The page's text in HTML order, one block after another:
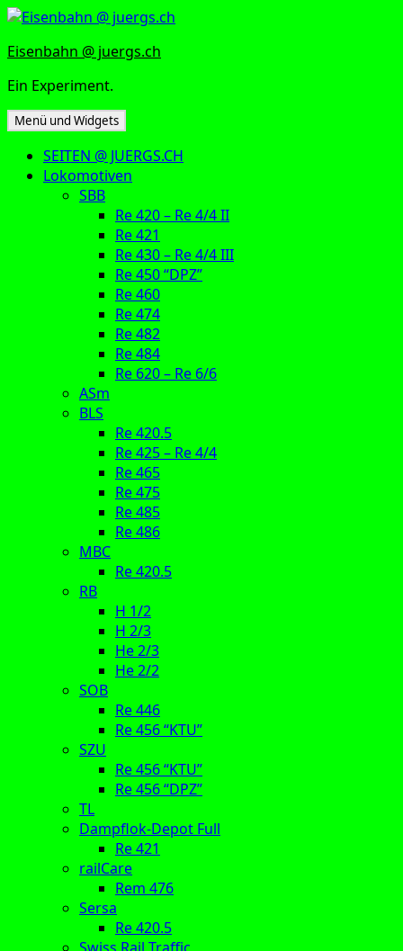
Zum
springen
Eisenbahn @ juergs.ch
Ein Experiment.
Menü und Widgets
SEITEN @ JUERGS.CH
Lokomotiven
SBB
Re 420 – Re 4/4 II
Re 421
Re 430 – Re 4/4 III
Re 450 “DPZ”
Re 460
Re 474
Re 482
Re 484
Re 620 – Re 6/6
ASm
BLS
Re 420.5
Re 425 – Re 4/4
Re 465
Re 475
Re 485
Re 486
MBC
Re 420.5
RB
H 1/2
H 2/3
He 2/3
He 2/2
SOB
Re 446
Re 456 “KTU”
SZU
Re 456 “KTU”
Re 456 “DPZ”
TL
Dampflok-Depot Full
Re 421
railCare
Rem 476
Sersa
Re 420.5